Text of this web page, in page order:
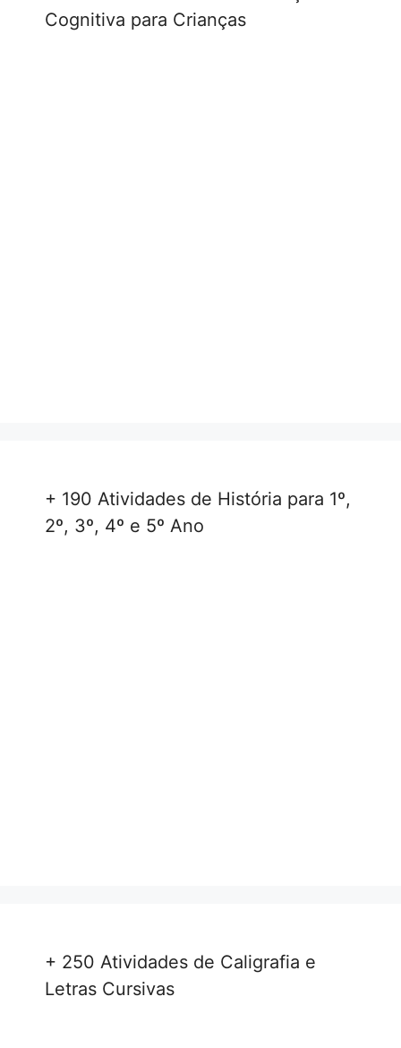
Cognitiva para Crianças
+ 190 Atividades de História para 1º,
2º, 3º, 4º e 5º Ano
+ 250 Atividades de Caligrafia e
Letras Cursivas